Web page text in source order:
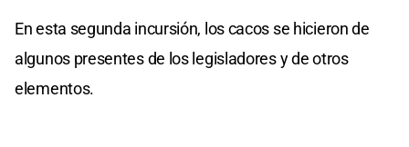
En esta segunda incursión, los cacos se hicieron de
algunos presentes de los legisladores y de otros
elementos.